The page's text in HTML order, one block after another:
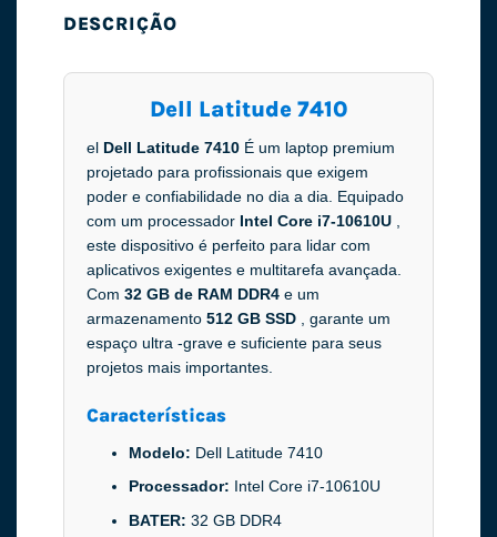
DESCRIÇÃO
Dell Latitude 7410
el Dell Latitude 7410 É um laptop premium
projetado para profissionais que exigem
poder e confiabilidade no dia a dia. Equipado
com um processador Intel Core i7-10610U ,
este dispositivo é perfeito para lidar com
aplicativos exigentes e multitarefa avançada.
Com 32 GB de RAM DDR4 e um
armazenamento 512 GB SSD , garante um
espaço ultra -grave e suficiente para seus
projetos mais importantes.
Características
Modelo: Dell Latitude 7410
Processador: Intel Core i7-10610U
BATER: 32 GB DDR4